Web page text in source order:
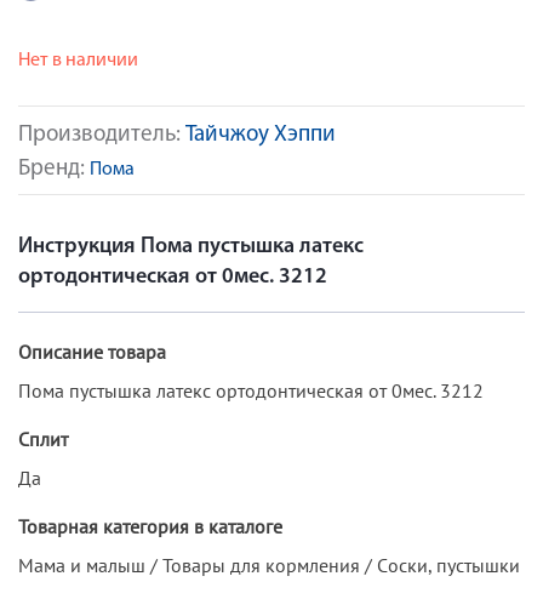
Производитель: Тайчжоу Хэппи
Бренд: Пома
Нет в наличии
Инструкция Пома пустышка латекс
ортодонтическая от 0мес. 3212
Описание товара
Пома пустышка латекс ортодонтическая от 0мес. 3212
Сплит
Да
Товарная категория в каталоге
Мама и малыш / Товары для кормления / Cоски, пустышки